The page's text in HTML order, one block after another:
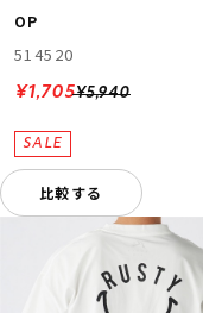
OP
514520
¥5,940
¥1,705
比較する